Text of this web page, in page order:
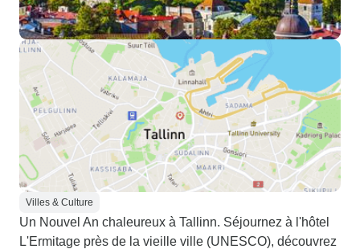
Villes & Culture
Un Nouvel An chaleureux à Tallinn. Séjournez à l'hôtel
L'Ermitage près de la vieille ville (UNESCO), découvrez